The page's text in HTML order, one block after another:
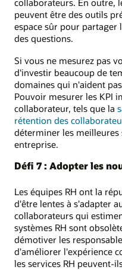
collaborateurs. En outre,
peuvent être des outils
espace sûr pour partager
des questions.
Si vous ne mesurez pas
d'investir beaucoup de
domaines qui n'aident
Pouvoir mesurer les KPI
collaborateur, tels que la
rétention des
déterminer les
entreprise.
Défi 7 : Adopter les
Les équipes RH ont la
d'être lentes à s'adapter
collaborateurs qui
systèmes RH sont
démotiver les
d'améliorer l'expérience
les services RH peuvent-